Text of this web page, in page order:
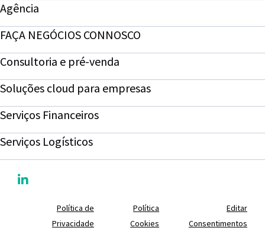
Agência
FAÇA NEGÓCIOS CONNOSCO
Consultoria e pré-venda
Soluções cloud para empresas
Serviços Financeiros
Serviços Logísticos
Política de
Privacidade
Política
Cookies
Editar
Consentimentos